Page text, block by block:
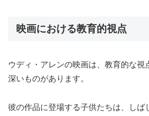
映画における教育的視点
ウディ・アレンの映画は、教育的な視
深いものがあります。
彼の作品に登場する子供たちは、しば